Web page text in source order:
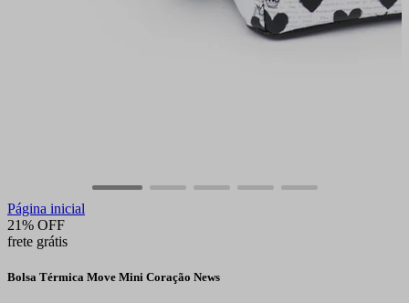
Página inicial
21% OFF
frete grátis
Bolsa Térmica Move Mini Coração News